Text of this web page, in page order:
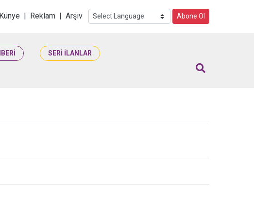
Künye | Reklam | Arşiv Abone Ol
SERİ İLANLAR